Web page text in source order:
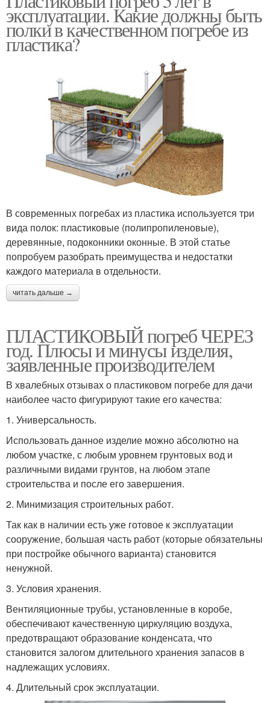
эксплуатации. Какие должны быть
полки в качественном погребе из
пластика?
В современных погребах из пластика используется три
вида полок: пластиковые (полипропиленовые),
деревянные, подоконники оконные. В этой статье
попробуем разобрать преимущества и недостатки
каждого материала в отдельности.
читать дальше →
ПЛАСТИКОВЫЙ погреб ЧЕРЕЗ
год. Плюсы и минусы изделия,
заявленные производителем
В хвалебных отзывах о пластиковом погребе для дачи
наиболее часто фигурируют такие его качества:
1. Универсальность.
Использовать данное изделие можно абсолютно на
любом участке, с любым уровнем грунтовых вод и
различными видами грунтов, на любом этапе
строительства и после его завершения.
2. Минимизация строительных работ.
Так как в наличии есть уже готовое к эксплуатации
сооружение, большая часть работ (которые обязательны
при постройке обычного варианта) становится
ненужной.
3. Условия хранения.
Вентиляционные трубы, установленные в коробе,
обеспечивают качественную циркуляцию воздуха,
предотвращают образование конденсата, что
становится залогом длительного хранения запасов в
надлежащих условиях.
4. Длительный срок эксплуатации.